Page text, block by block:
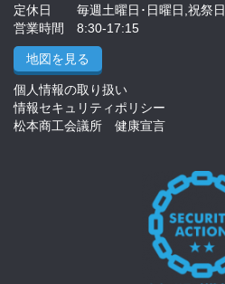
定休日 毎週土曜日･日曜日,祝祭日
営業時間 8:30-17:15
地図を見る
個人情報の取り扱い
情報セキュリティポリシー
松本商工会議所 健康宣言